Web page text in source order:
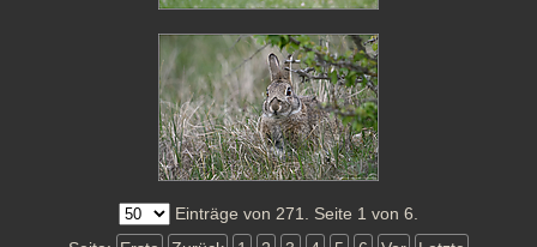
Einträge von 271. Seite 1 von 6.